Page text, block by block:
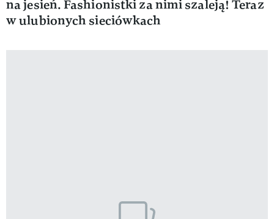
na jesień. Fashionistki za nimi szaleją! Teraz
w ulubionych sieciówkach